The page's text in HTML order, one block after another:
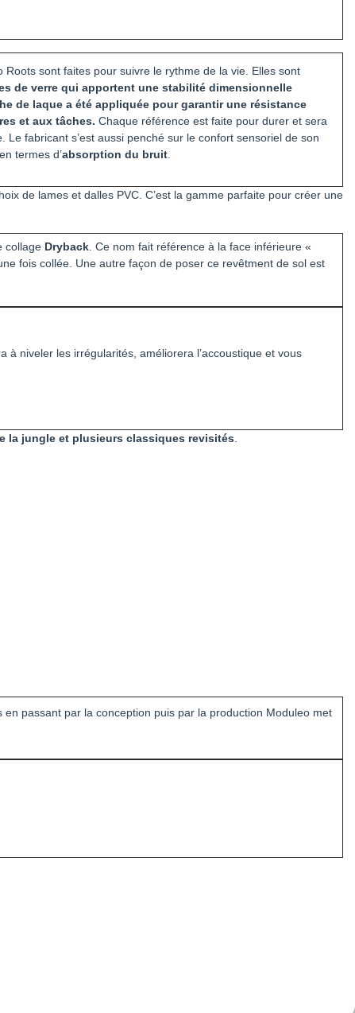
Roots sont faites pour suivre le rythme de la vie. Elles sont
de verre qui apportent une stabilité dimensionnelle
de laque a été appliquée pour garantir une résistance
et aux tâches. Chaque référence est faite pour durer et sera
Le fabricant s’est aussi penché sur le confort sensoriel de son
termes d’absorption du bruit
de lames et dalles PVC. C’est la gamme parfaite pour créer une
collage Dryback . Ce nom fait référence à la face inférieure «
fois collée. Une autre façon de poser ce revêtment de sol est
à niveler les irrégularités, améliorera l’accoustique et vous
la jungle et plusieurs classiques revisités
en passant par la conception puis par la production Moduleo met